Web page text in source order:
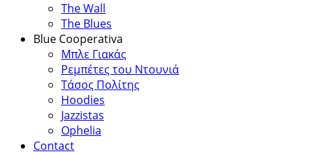
The Wall
The Blues
Blue Cooperativa
Μπλε Γιακάς
Ρεμπέτες του Ντουνιά
Τάσος Πολίτης
Hoodies
Jazzistas
Ophelia
Contact